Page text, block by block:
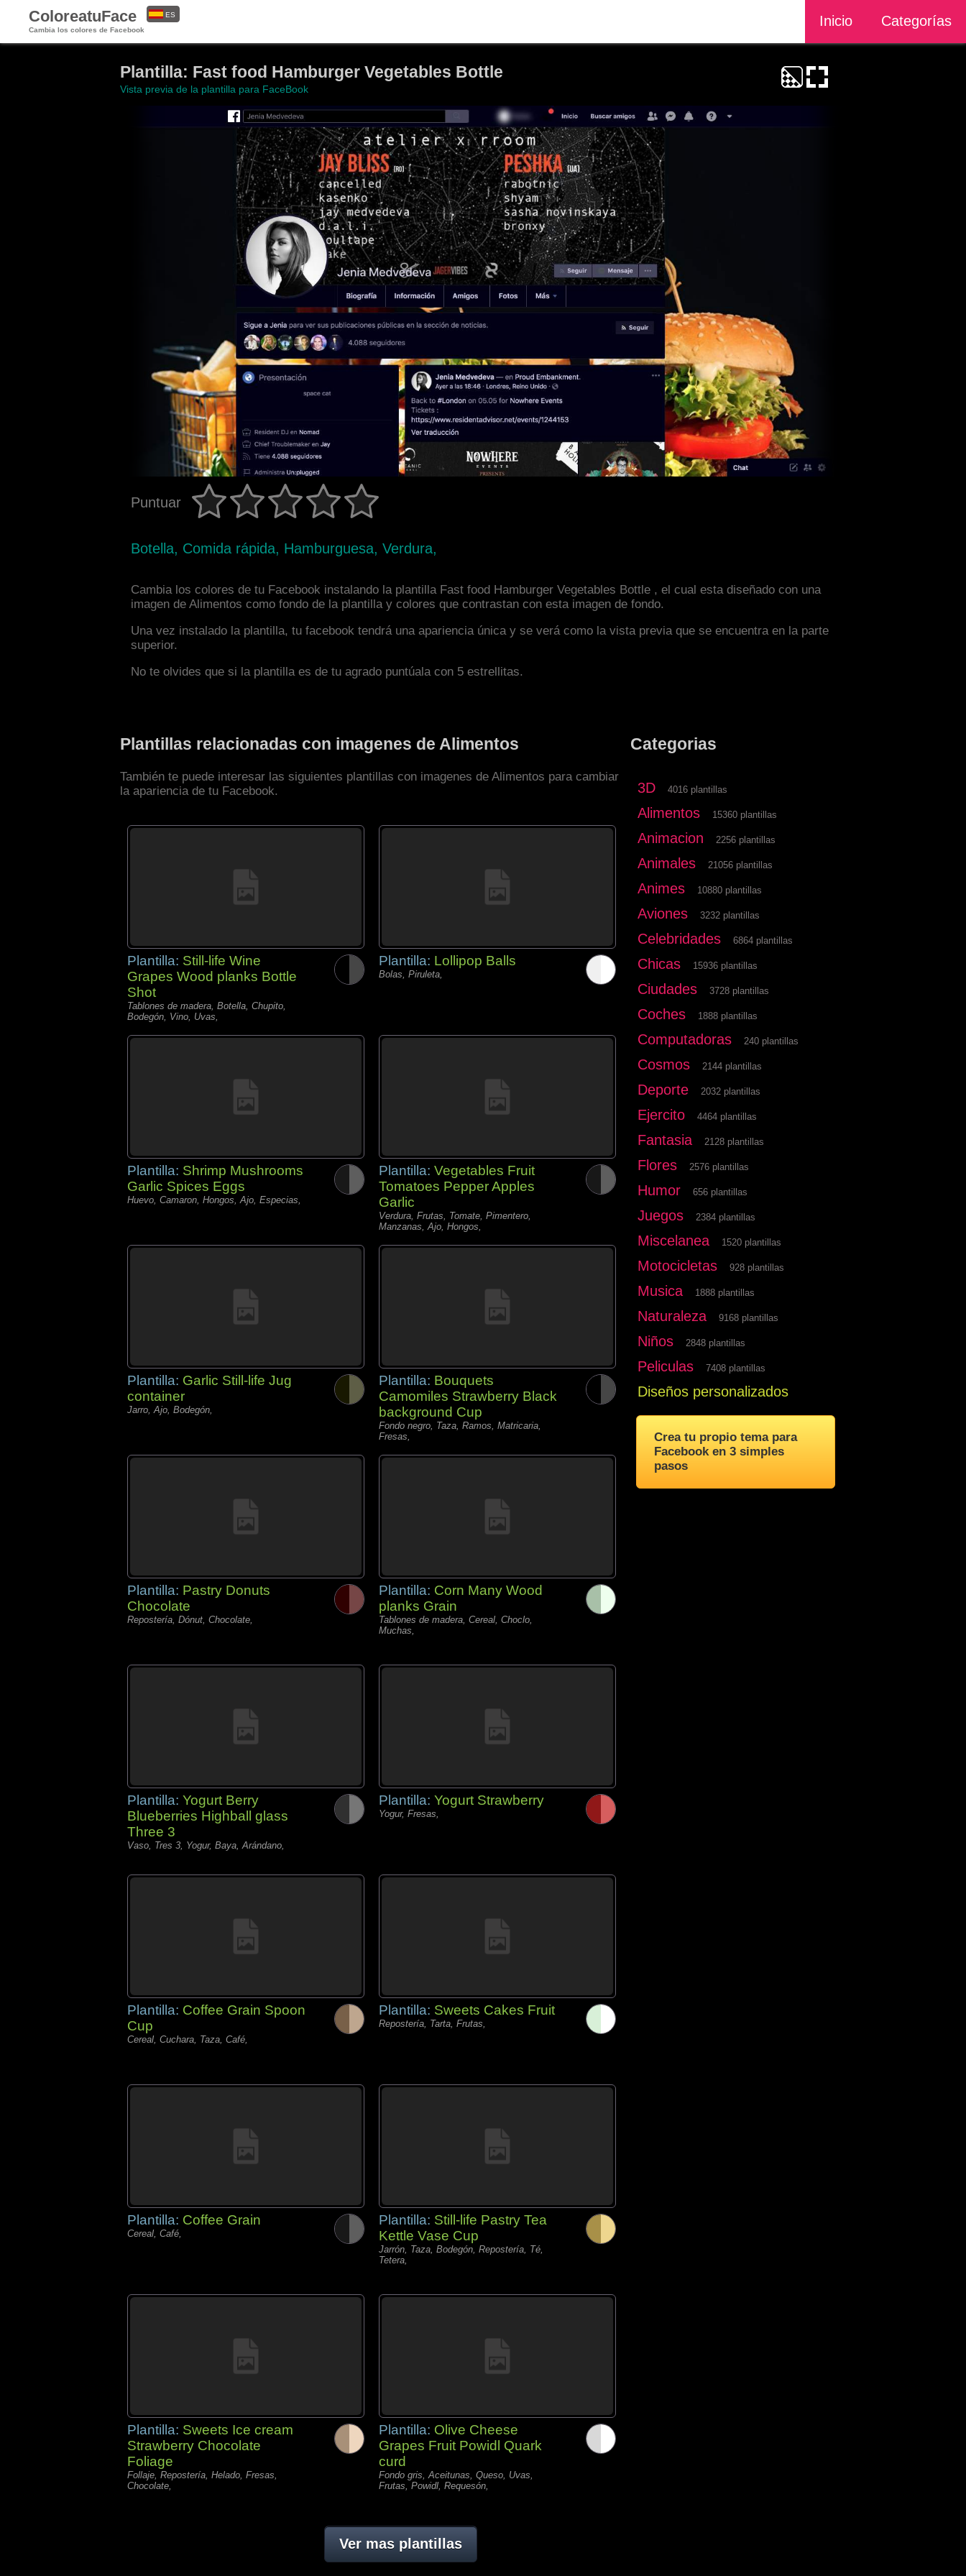
ColoreatuFace
Cambia los colores de Facebook
Inicio Categorías
ES
Plantilla: Fast food Hamburger Vegetables Bottle
Vista previa de la plantilla para FaceBook
Puntuar
Botella, Comida rápida, Hamburguesa, Verdura,
Cambia los colores de tu Facebook instalando la plantilla Fast food Hamburger Vegetables Bottle , el cual esta diseñado con una
imagen de Alimentos como fondo de la plantilla y colores que contrastan con esta imagen de fondo.
Una vez instalado la plantilla, tu facebook tendrá una apariencia única y se verá como la vista previa que se encuentra en la parte
superior.
No te olvides que si la plantilla es de tu agrado puntúala con 5 estrellitas.
Plantillas relacionadas con imagenes de Alimentos
También te puede interesar las siguientes plantillas con imagenes de Alimentos para cambiar
la apariencia de tu Facebook.
Plantilla: Still-life Wine
Grapes Wood planks Bottle
Shot
Tablones de madera, Botella, Chupito,
Bodegón, Vino, Uvas,
Plantilla: Lollipop Balls
Bolas, Piruleta,
Plantilla: Shrimp Mushrooms
Garlic Spices Eggs
Huevo, Camaron, Hongos, Ajo, Especias,
Plantilla: Vegetables Fruit
Tomatoes Pepper Apples
Garlic
Verdura, Frutas, Tomate, Pimentero,
Manzanas, Ajo, Hongos,
Plantilla: Garlic Still-life Jug
container
Jarro, Ajo, Bodegón,
Plantilla: Bouquets
Camomiles Strawberry Black
background Cup
Fondo negro, Taza, Ramos, Matricaria,
Fresas,
Plantilla: Pastry Donuts
Chocolate
Repostería, Dónut, Chocolate,
Plantilla: Corn Many Wood
planks Grain
Tablones de madera, Cereal, Choclo,
Muchas,
Plantilla: Yogurt Berry
Blueberries Highball glass
Three 3
Vaso, Tres 3, Yogur, Baya, Arándano,
Plantilla: Yogurt Strawberry
Yogur, Fresas,
Plantilla: Coffee Grain Spoon
Cup
Cereal, Cuchara, Taza, Café,
Plantilla: Sweets Cakes Fruit
Repostería, Tarta, Frutas,
Plantilla: Coffee Grain
Cereal, Café,
Plantilla: Still-life Pastry Tea
Kettle Vase Cup
Jarrón, Taza, Bodegón, Repostería, Té,
Tetera,
Plantilla: Sweets Ice cream
Strawberry Chocolate
Foliage
Follaje, Repostería, Helado, Fresas,
Chocolate,
Plantilla: Olive Cheese
Grapes Fruit Powidl Quark
curd
Fondo gris, Aceitunas, Queso, Uvas,
Frutas, Powidl, Requesón,
Ver mas plantillas
Categorias
3D 4016 plantillas
Alimentos 15360 plantillas
Animacion 2256 plantillas
Animales 21056 plantillas
Animes 10880 plantillas
Aviones 3232 plantillas
Celebridades 6864 plantillas
Chicas 15936 plantillas
Ciudades 3728 plantillas
Coches 1888 plantillas
Computadoras 240 plantillas
Cosmos 2144 plantillas
Deporte 2032 plantillas
Ejercito 4464 plantillas
Fantasia 2128 plantillas
Flores 2576 plantillas
Humor 656 plantillas
Juegos 2384 plantillas
Miscelanea 1520 plantillas
Motocicletas 928 plantillas
Musica 1888 plantillas
Naturaleza 9168 plantillas
Niños 2848 plantillas
Peliculas 7408 plantillas
Diseños personalizados
Crea tu propio tema para
Facebook en 3 simples
pasos